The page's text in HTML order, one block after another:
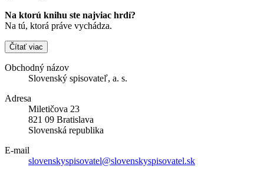
Na ktorú knihu ste najviac hrdí?
Na tú, ktorá práve vychádza.
Čítať viac
Obchodný názov
Slovenský spisovateľ, a. s.
Adresa
Miletičova 23
821 09 Bratislava
Slovenská republika
E-mail
slovenskyspisovatel@slovenskyspisovatel.sk